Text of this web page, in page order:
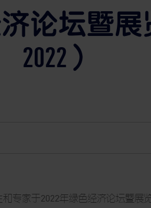
论坛暨展
2022）
专家于2022年绿色经济论坛暨展